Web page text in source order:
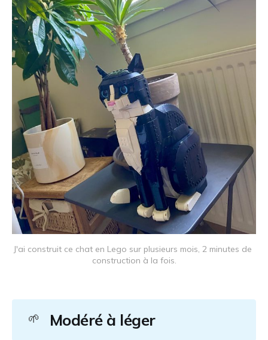
J'ai construit ce chat en Lego sur plusieurs mois, 2 minutes de
construction à la fois.
🌱 Modéré à léger